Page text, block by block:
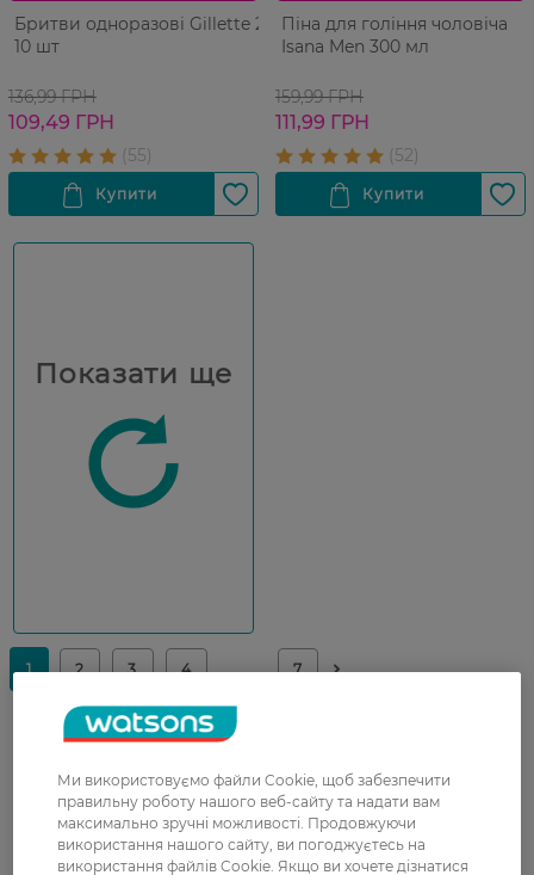
Бритви одноразові Gillette 2
10 шт
136,99 ГРН
109,49 ГРН
Піна для гоління чоловіча
Isana Men 300 мл
159,99 ГРН
111,99 ГРН
Показати ще
Засоби для гоління: комфорт і
дбайлива турбота
Гоління має бути максимально комфортним.
Ми використовуємо файли Cookie, щоб забезпечити
правильну роботу нашого веб-сайту та надати вам
максимально зручні можливості. Продовжуючи
використання нашого сайту, ви погоджуєтесь на
використання файлів Cookie. Якщо ви хочете дізнатися